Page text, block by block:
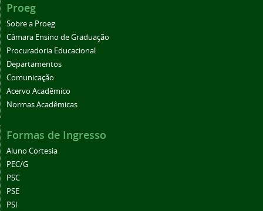
Proeg
Sobre a Proeg
Câmara Ensino de Graduação
Procuradoria Educacional
Departamentos
Comunicação
Acervo Acadêmico
Normas Acadêmicas
Formas de Ingresso
Aluno Cortesia
PEC/G
PSC
PSE
PSI